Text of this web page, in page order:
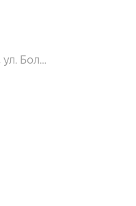
с. Софиевская Борщаговка, ул. Большая Кольцевая, 58